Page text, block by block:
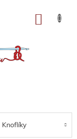
Knoflíky